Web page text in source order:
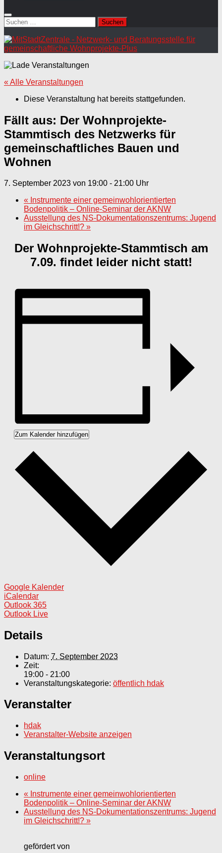
Suchen
nach:
« Alle Veranstaltungen
Diese Veranstaltung hat bereits stattgefunden.
Fällt aus: Der Wohnprojekte-
Stammtisch des Netzwerks für
gemeinschaftliches Bauen und
Wohnen
7. September 2023 von 19:00 - 21:00
« Instrumente einer gemeinwohlorientierten
Bodenpolitik – Online-Seminar der AKNW
Ausstellung des NS-Dokumentationszentrums: Jugend
im Gleichschritt!? »
Der Wohnprojekte-Stammtisch am
7.09. findet leider nicht statt!
Zum Kalender hinzufügen
Google Kalender
iCalendar
Outlook 365
Outlook Live
Details
Datum: 7. September 2023
Zeit:
19:00 - 21:00
Veranstaltungskategorie: öffentlich hdak
Veranstalter
hdak
Veranstalter-Website anzeigen
Veranstaltungsort
online
« Instrumente einer gemeinwohlorientierten
Bodenpolitik – Online-Seminar der AKNW
Ausstellung des NS-Dokumentationszentrums: Jugend
im Gleichschritt!? »
gefördert von